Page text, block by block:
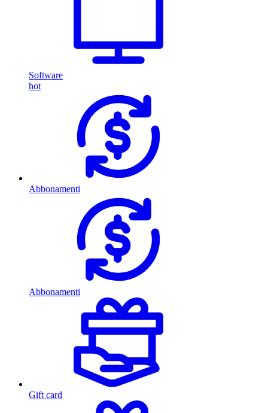
Software
hot
Abbonamenti
Abbonamenti
Gift card